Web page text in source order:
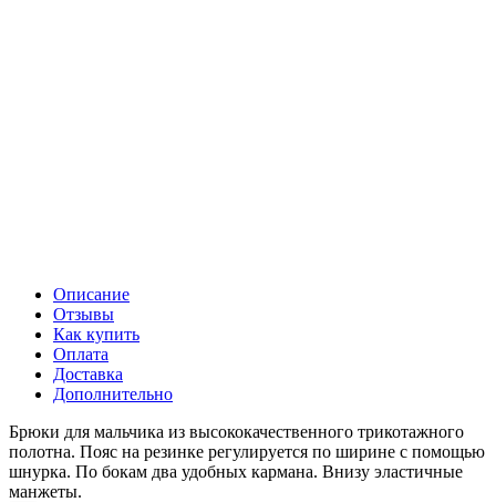
Описание
Отзывы
Как купить
Оплата
Доставка
Дополнительно
Брюки для мальчика из высококачественного трикотажного
полотна. Пояс на резинке регулируется по ширине с помощью
шнурка. По бокам два удобных кармана. Внизу эластичные
манжеты.